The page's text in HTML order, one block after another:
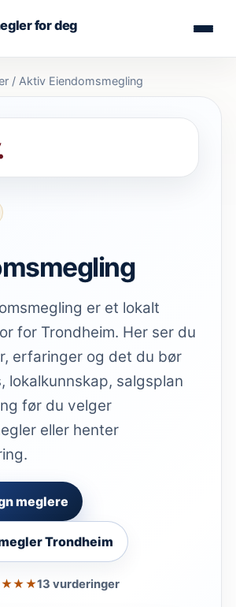
for deg
/ Aktiv Eiendomsmegling
er et lokalt
for Trondheim. Her ser du
erfaringer og det du bør
lokalkunnskap, salgsplan
før du velger
eller henter
meglere
Trondheim
13 vurderinger